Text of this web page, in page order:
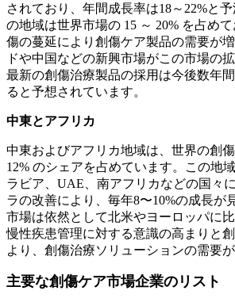
されており、年間成長率は18～22%と
の地域は世界市場の 15 ～ 20% を占め
傷の蔓延により創傷ケア製品の需要が
ドや中国などの新興市場がこの市場の
最新の創傷治療製品の採用は今後数年
ると予想されています。
中東とアフリカ
中東およびアフリカ地域は、世界の創
12% のシェアを占めています。この地
ラビア、UAE、南アフリカなどの国々
ラの改善により、毎年8〜10%の成長が
市場は依然として北米やヨーロッパに
慢性疾患管理に対する意識の高まりと
より、創傷治療ソリューションの需要
主要な創傷ケア市場企業のリスト